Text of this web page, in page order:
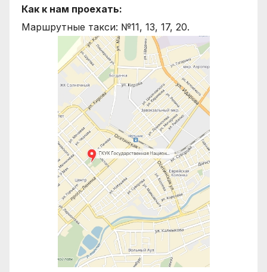
Как к нам проехать:
Маршрутные такси: №11, 13, 17, 20.